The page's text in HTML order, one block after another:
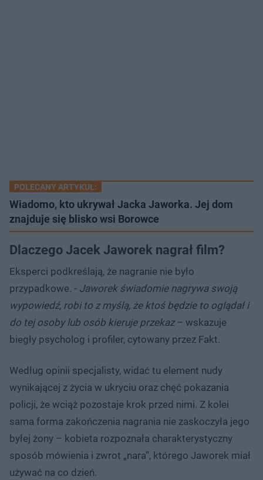
POLECANY ARTYKUŁ:
Wiadomo, kto ukrywał Jacka Jaworka. Jej dom
znajduje się blisko wsi Borowce
Dlaczego Jacek Jaworek nagrał film?
Eksperci podkreślają, że nagranie nie było
przypadkowe. - Jaworek świadomie nagrywa swoją
wypowiedź, robi to z myślą, że ktoś będzie to oglądał i
do tej osoby lub osób kieruje przekaz– wskazuje
biegły psycholog i profiler, cytowany przez Fakt.
Według opinii specjalisty, widać tu element nudy
wynikającej z życia w ukryciu oraz chęć pokazania
policji, że wciąż pozostaje krok przed nimi. Z kolei
sama forma zakończenia nagrania nie zaskoczyła jego
byłej żony – kobieta rozpoznała charakterystyczny
sposób mówienia i zwrot „nara”, którego Jaworek miał
używać na co dzień.